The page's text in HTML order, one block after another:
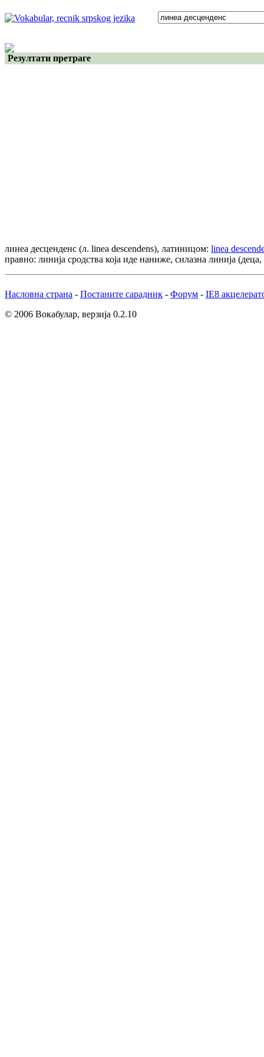
Резултати претраге
линеа десценденс (л. linea descendens), латиницом: linea
правно: линија сродства која иде наниже, силазна линија
Насловна страна - Постаните сарадник - Форум - IE8
© 2006 Вокабулар, верзија 0.2.10